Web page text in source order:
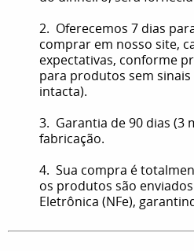
2. Oferecemos 7 dias
comprar em nosso site,
expectativas, conforme
para produtos sem
intacta).
3. Garantia de 90 dias (3
fabricação.
4. Sua compra é
os produtos são
Eletrônica (NFe),